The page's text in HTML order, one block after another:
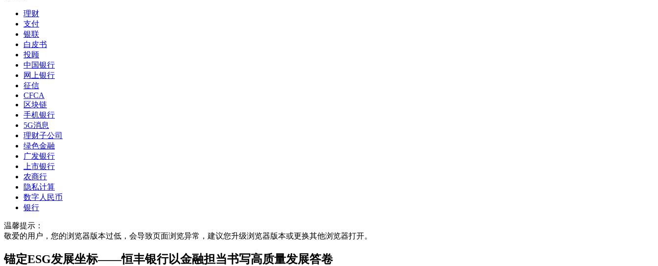
理财
支付
银联
白皮书
投顾
中国银行
网上银行
征信
CFCA
区块链
手机银行
5G消息
理财子公司
绿色金融
广发银行
上市银行
农商行
隐私计算
数字人民币
银行
温馨提示：
敬爱的用户，您的浏览器版本过低，会导致页面浏览异常，建议您升级浏览器版本或更换其他浏览器打开。
锚定ESG发展坐标——恒丰银行以金融担当书写高质量发展答卷